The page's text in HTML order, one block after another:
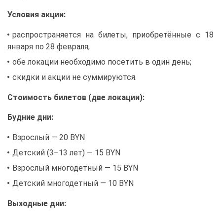
Усло­вия ак­ции:
рас­про­стра­ня­ет­ся на би­ле­ты, при­об­ре­тён­ные с 18
ян­ва­ря по 28 фев­ра­ля;
обе ло­ка­ции необ­хо­ди­мо по­се­тить в один день;
скид­ки и ак­ции не сум­ми­ру­ют­ся.
Сто­и­мость би­ле­тов (две ло­ка­ции):
Буд­ние дни:
Взрос­лый — 20 BYN
Дет­ский (3–13 лет) — 15 BYN
Взрос­лый мно­го­дет­ный — 15 BYN
Дет­ский мно­го­дет­ный — 10 BYN
Вы­ход­ные дни: